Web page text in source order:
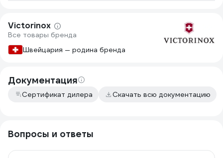
Victorinox
Все товары бренда
Швейцария — родина бренда
Документация
Сертификат дилера Скачать всю документацию
Вопросы и ответы